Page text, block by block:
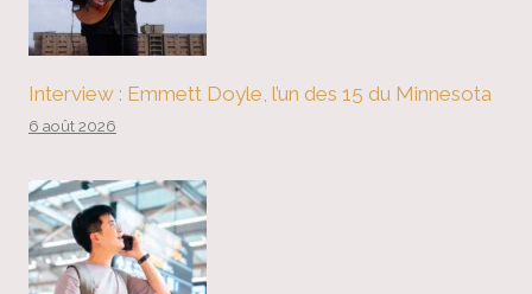
Interview : Emmett Doyle, l’un des 15 du Minnesota
6 août 2026